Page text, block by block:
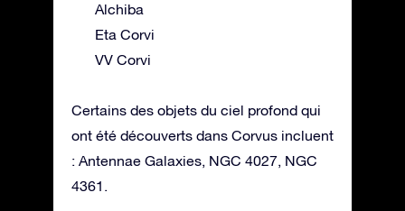
Alchiba
Eta Corvi
VV Corvi
Certains des objets du ciel profond qui
ont été découverts dans Corvus incluent
: Antennae Galaxies, NGC 4027, NGC
4361.